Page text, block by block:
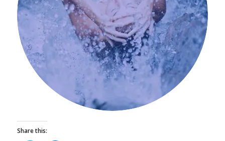
Share this: